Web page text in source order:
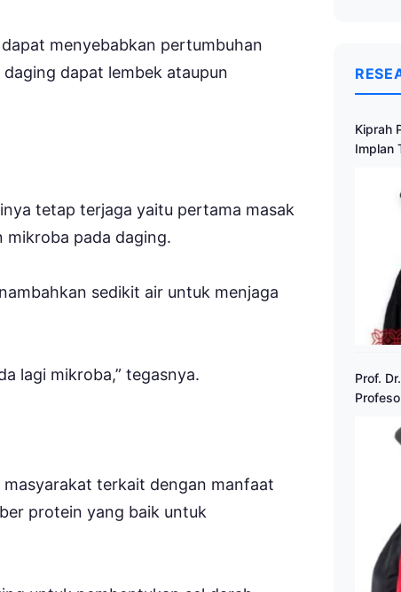
menyebabkan pertumbuhan
dapat lembek ataupun
tetap terjaga yaitu pertama masak
mikroba pada daging.
sedikit air untuk menjaga
lagi mikroba,” tegasnya.
masyarakat terkait dengan manfaat
protein yang baik untuk
Kiprah
Implan
Prof.